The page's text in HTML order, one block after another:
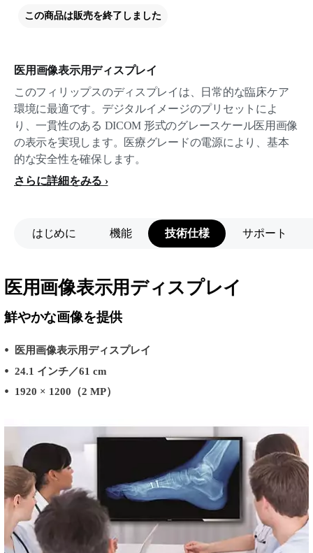
医用画像表示用ディスプレイ
このフィリップスのディスプレイは、日常的な臨床ケア
環境に最適です。デジタルイメージのプリセットによ
り、一貫性のある DICOM 形式のグレースケール医用画像
の表示を実現します。医療グレードの電源により、基本
的な安全性を確保します。
さらに詳細をみる
この商品は販売を終了しました
はじめに 機能 技術仕様 サポート
医用画像表示用ディスプレイ
鮮やかな画像を提供
医用画像表示用ディスプレイ
24.1 インチ／61 cm
1920 × 1200（2 MP）